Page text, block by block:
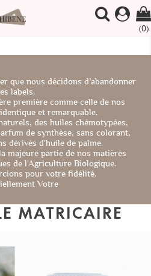
(0)
que nous décidons d’abandonner
labels.
première comme celle de nos
et remarquable.
des huiles chémotypées,
de synthèse, sans colorant,
dérivés d'huile de palme.
majeure partie de nos matières
de l'Agriculture Biologique.
pour votre fidélité.
Votre
MATRICAIRE